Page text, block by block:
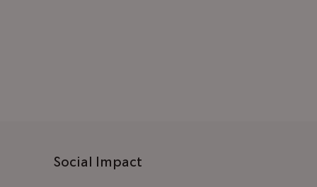
Social Impact